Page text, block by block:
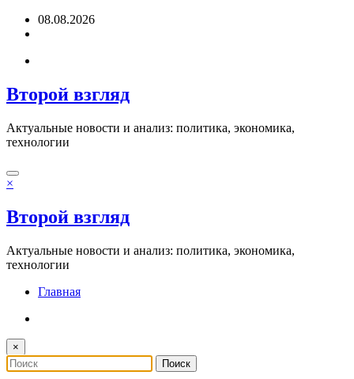
Перейти08.08.2026
Второй взгляд
Актуальные новости и анализ: политика, экономика,
технологии
×
Второй взгляд
Актуальные новости и анализ: политика, экономика,
технологии
Главная
×